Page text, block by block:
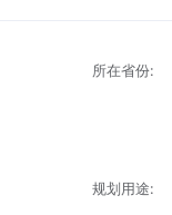
所在省份:
规划用途: